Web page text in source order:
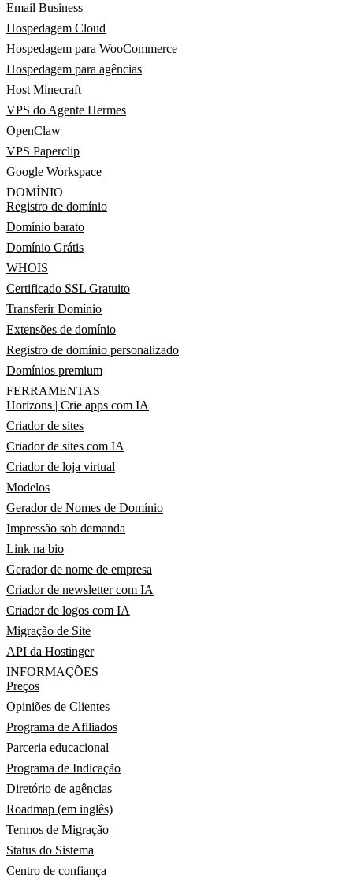
Email Business
Hospedagem Cloud
Hospedagem para WooCommerce
Hospedagem para agências
Host Minecraft
VPS do Agente Hermes
OpenClaw
VPS Paperclip
Google Workspace
DOMÍNIO
Registro de domínio
Domínio barato
Domínio Grátis
WHOIS
Certificado SSL Gratuito
Transferir Domínio
Extensões de domínio
Registro de domínio personalizado
Domínios premium
FERRAMENTAS
Horizons | Crie apps com IA
Criador de sites
Criador de sites com IA
Criador de loja virtual
Modelos
Gerador de Nomes de Domínio
Impressão sob demanda
Link na bio
Gerador de nome de empresa
Criador de newsletter com IA
Criador de logos com IA
Migração de Site
API da Hostinger
INFORMAÇÕES
Preços
Opiniões de Clientes
Programa de Afiliados
Parceria educacional
Programa de Indicação
Diretório de agências
Roadmap (em inglês)
Termos de Migração
Status do Sistema
Centro de confiança